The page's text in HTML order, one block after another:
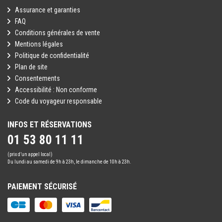
Assurance et garanties
FAQ
Conditions générales de vente
Mentions légales
Politique de confidentialité
Plan de site
Consentements
Accessibilité : Non conforme
Code du voyageur responsable
INFOS ET RÉSERVATIONS
01 53 80 11 11
(prix d’un appel local)
Du lundi au samedi de 9h à 23h, le dimanche de 10h à 23h.
PAIEMENT SÉCURISÉ